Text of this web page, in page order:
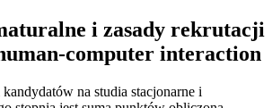
i zasady rekrutacji
computer interaction
na studia stacjonarne i